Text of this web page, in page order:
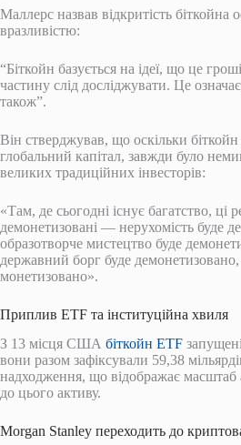
Маллерс назвав відкритість біткойна
вразливістю:
“Біткойн базується на ідеї, що це
частину слід досліджувати. Це
також”.
Він стверджував, що оскільки біткойн
глобальний капітал, завжди було
великих традиційних інвесторів:
«Там, де сьогодні існує багатство, ці
демонетизовані — нерухомість буде
образотворче мистецтво буде
державний борг буде демонетизовано,
монетизовано».
Приплив ETF та інституційна хвиля
З 13 місця США біткойн ETF
вони разом зафіксували 59,38
надходження, що відображає масштаб
до цього активу.
Morgan Stanley переходить до